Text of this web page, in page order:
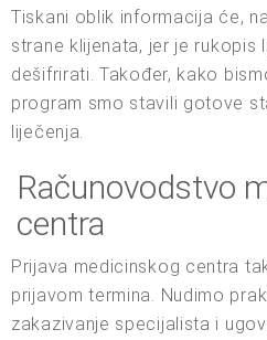
Tiskani oblik informacija će,
strane klijenata, jer je rukopis
dešifrirati. Također, kako
program smo stavili gotove
liječenja.
Računovodstvo
centra
Prijava medicinskog centra
prijavom termina. Nudimo
zakazivanje specijalista i